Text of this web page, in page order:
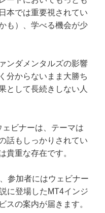
本では重要視されてい
も）、学べる機会が少
ンダメンタルズの影響
分からないまま大勝ち
として長続きしない人
ビナーは、テーマは
話もしっかりされてい
貴重な存在です。
参加者にはウェビナー
に登場したMT4インジ
スの案内が届きます。